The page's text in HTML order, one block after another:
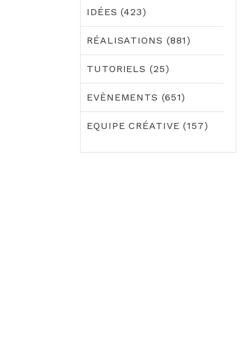
IDÉES (423)
RÉALISATIONS (881)
TUTORIELS (25)
EVÈNEMENTS (651)
EQUIPE CRÉATIVE (157)